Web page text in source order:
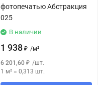
фотопечатью Абстракция
025
В наличии
1 938 ₽ /м²
6 201,60 ₽ /шт.
1 м² = 0,313 шт.